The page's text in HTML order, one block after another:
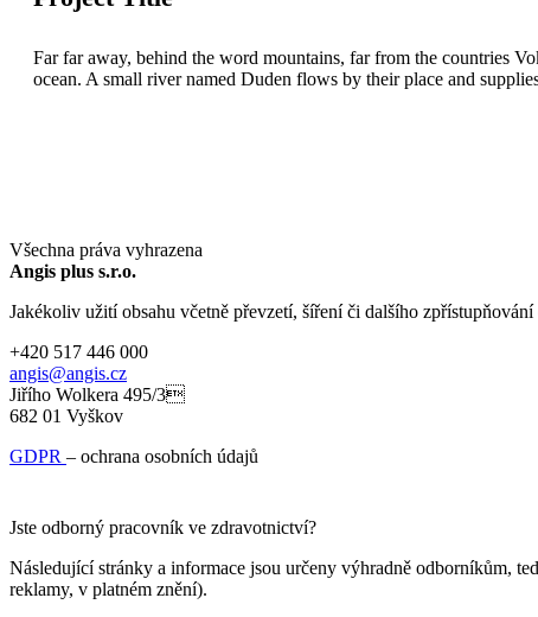
Far far away, behind the word mountains, far from the countries
ocean. A small river named Duden flows by their place and
Všechna práva vyhrazena
Angis plus s.r.o.
Jakékoliv užití obsahu včetně převzetí, šíření či dalšího
+420 517 446 000
angis@angis.cz
Jiřího Wolkera 495/3
682 01 Vyškov
GDPR – ochrana osobních údajů
Jste odborný pracovník ve zdravotnictví?
Následující stránky a informace jsou určeny výhradně odborníkům,
reklamy, v platném znění).